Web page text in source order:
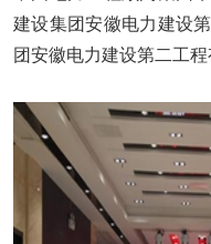
建设集团安徽电力建设
团安徽电力建设第二工程